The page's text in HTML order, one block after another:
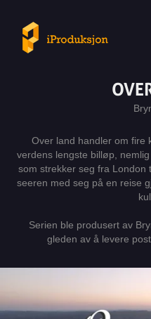
Over land handler om fire
verdens lengste billøp,
som strekker seg fra London
seeren med seg på en reise
Serien ble produsert av
gleden av å levere